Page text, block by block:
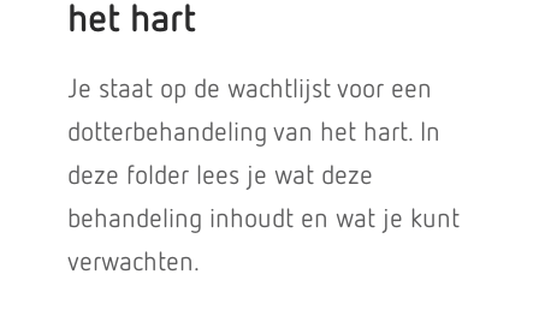
het hart
Je staat op de wachtlijst voor een
dotterbehandeling van het hart. In
deze folder lees je wat deze
behandeling inhoudt en wat je kunt
verwachten.